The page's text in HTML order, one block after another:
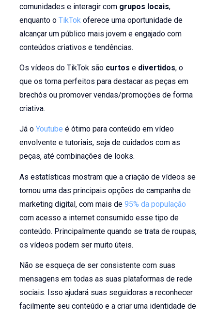
comunidades e interagir com grupos locais,
enquanto oTikTok oferece uma oportunidade de
alcançar um público mais jovem e engajado com
conteúdos criativos e tendências.
Os vídeos do TikTok são curtos e divertidos, o
que os torna perfeitos para destacar as peças em
brechós ou promover vendas/promoções de forma
criativa.
Já oYoutube é ótimo para conteúdo em vídeo
envolvente e tutoriais, seja de cuidados com as
peças, até combinações de looks.
As estatísticas mostram que a criação de vídeos se
tornou uma das principais opções de campanha de
marketing digital, com mais de95% da população
com acesso a internet consumido esse tipo de
conteúdo. Principalmente quando se trata de roupas,
os vídeos podem ser muito úteis.
Não se esqueça de ser consistente com suas
mensagens em todas as suas plataformas de rede
sociais. Isso ajudará suas seguidoras a reconhecer
facilmente seu conteúdo e a criar uma identidade de